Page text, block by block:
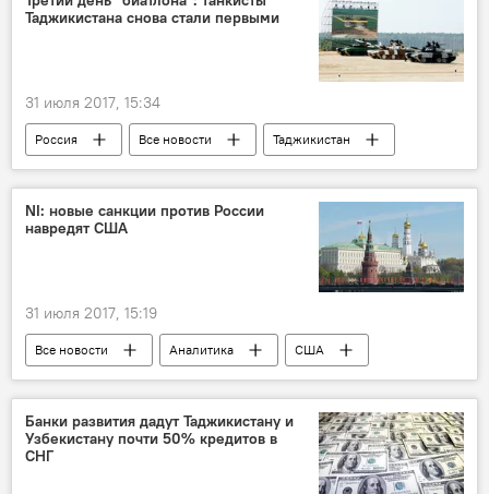
Таджикистана снова стали первыми
31 июля 2017, 15:34
Россия Все новости
Таджикистан
АрМИ
танк
NI: новые санкции против России
навредят США
31 июля 2017, 15:19
Все новости Аналитика
США
санкции
Россия
Банки развития дадут Таджикистану и
Узбекистану почти 50% кредитов в
СНГ